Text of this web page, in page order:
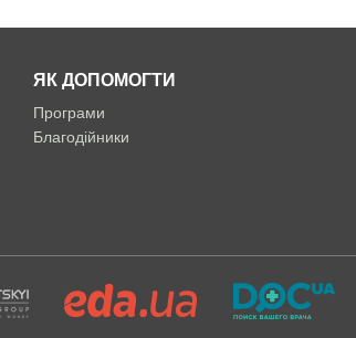
ЯК ДОПОМОГТИ
Програми
Благодійники